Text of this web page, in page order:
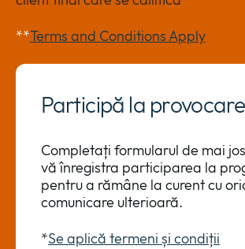
**Terms and Conditions Apply
Participă la
Completați formularul de mai
vă înregistra participarea la
pentru a rămâne la curent cu
comunicare ulterioară.
*Se aplică termeni și condiții